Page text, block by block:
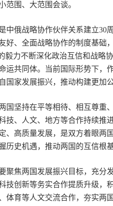
围、大范围会谈。
俄战略协作伙伴关系建立30周
好、全面战略协作的制度基础
毅力不断深化政治互信和战略
运共同体。当前国际形势下
国家发展振兴，推动构建更加
坚持在平等相待、相互尊重
技、人文、地方等合作持续推
、高质量发展，是双方着眼两
历史机遇，推动两国的互信根
焦两国发展振兴目标，充分
技创新等务实合作提质升级，
体育等人文交流合作，夯实两